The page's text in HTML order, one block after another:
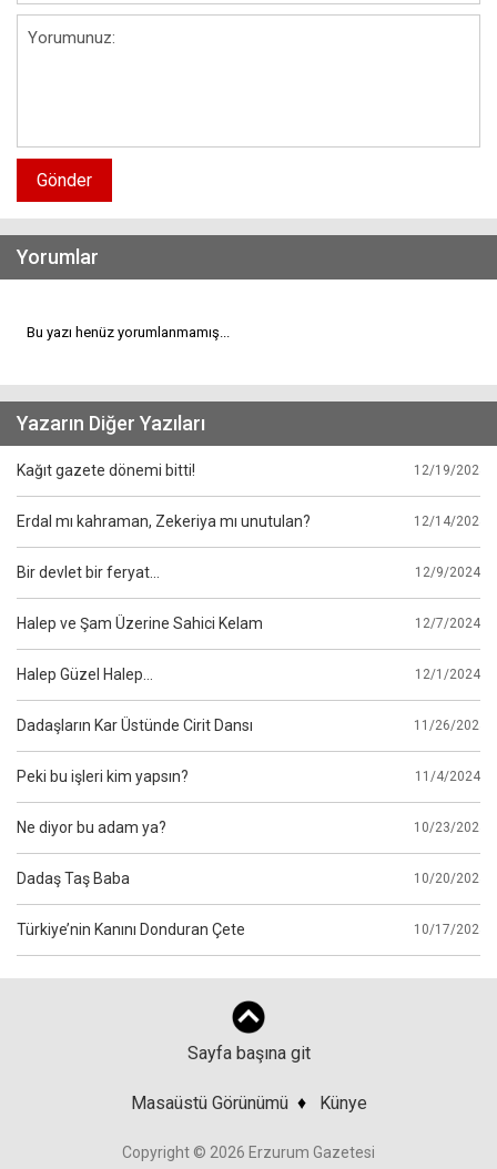
Gönder
Yorumlar
Bu yazı henüz yorumlanmamış...
Yazarın Diğer Yazıları
Kağıt gazete dönemi bitti! 12/19/2024
Erdal mı kahraman, Zekeriya mı unutulan? 12/14/2024
Bir devlet bir feryat… 12/9/2024
Halep ve Şam Üzerine Sahici Kelam 12/7/2024
Halep Güzel Halep… 12/1/2024
Dadaşların Kar Üstünde Cirit Dansı 11/26/2024
Peki bu işleri kim yapsın? 11/4/2024
Ne diyor bu adam ya? 10/23/2024
Dadaş Taş Baba 10/20/2024
Türkiye’nin Kanını Donduran Çete 10/17/2024
Sayfa başına git
Masaüstü Görünümü ♦ Künye
Copyright © 2026 Erzurum Gazetesi